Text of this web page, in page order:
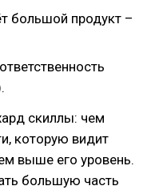
большой продукт –
скиллы: чем
которую видит
выше его уровень.
большую часть